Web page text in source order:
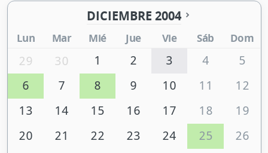
DICIEMBRE 2004
Lun Mar Mié Jue Vie Sáb Dom
29 30 1 2 3 4
5
6
7 8 9 10 11
12
13
14 15 16 17 18
19
20
21 22 23 24 25
26